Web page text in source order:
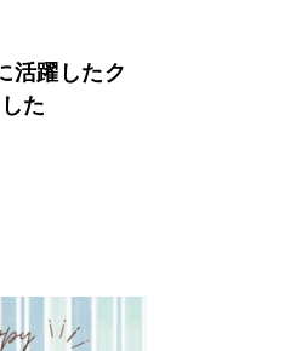
活躍したク
た